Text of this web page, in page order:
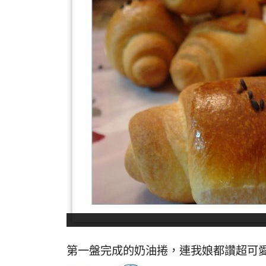
第一盤完成的奶油捲，連我娘都讚超可